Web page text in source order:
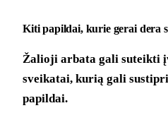
Kiti papildai, kurie gerai dera
Žalioji arbata gali suteikti
sveikatai, kurią gali
papildai.